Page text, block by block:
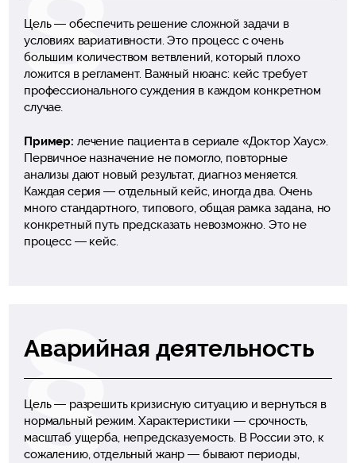
Цель — обеспечить решение сложной задачи в
условиях вариативности. Это процесс с очень
большим количеством ветвлений, который плохо
ложится в регламент. Важный нюанс: кейс требует
профессионального суждения в каждом конкретном
случае
Пример: лечение пациента в сериале «Доктор Хаус».
Первичное назначение не помогло, повторные
анализы дают новый результат, диагноз меняется.
Каждая серия — отдельный кейс, иногда два. Очень
много стандартного, типового, общая рамка задана, но
конкретный путь предсказать невозможно. Это не
процесс — кейс.
Аварийная деятельность
Цель — разрешить кризисную ситуацию и вернуться в
нормальный режим. Характеристики — срочность,
масштаб ущерба, непредсказуемость. В России это, к
сожалению, отдельный жанр — бывают периоды,